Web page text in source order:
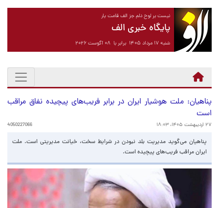
نیست بر لوح دلم جز الف قامت یار
پایگاه خبری الف
شنبه ۱۷ مرداد ۱۴۰۵ برابر با ۰۸ آگوست ۲۰۲۶
پناهیان‌: ملت هوشیار ایران در برابر فریب‌های پیچیده نفاق مراقب
است
۲۷ اردیبهشت ۱۴۰۵، ۱۸:۰۳ 4050227066
پناهیان می‌گوید مدیریت بلد نبودن در شرایط سخت، خیانت مدیریتی است. ملت
ایران مراقب فریب‌های پیچیده است.